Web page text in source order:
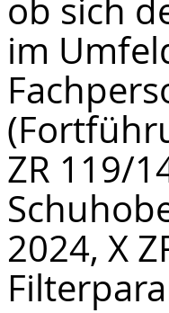
ob sich
im
ZR 119/
2024, X